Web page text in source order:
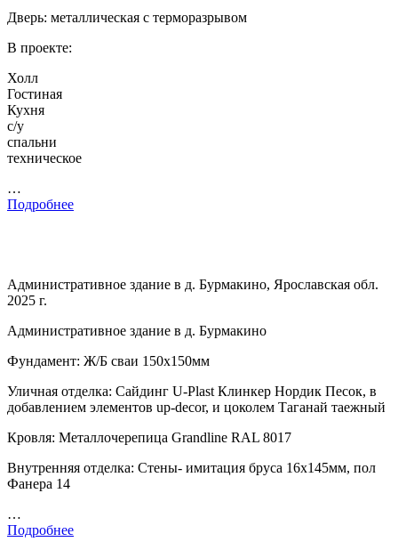
Дверь: металлическая с терморазрывом
В проекте:
Холл
Гостиная
Кухня
с/у
спальни
техническое
…
Подробнее
Административное здание в д. Бурмакино, Ярославская обл.
2025 г.
Административное здание в д. Бурмакино
Фундамент: Ж/Б сваи 150х150мм
Уличная отделка: Сайдинг U-Plast Клинкер Нордик Песок, в
добавлением элементов up-decor, и цоколем Таганай таежный
Кровля: Металлочерепица Grandline RAL 8017
Внутренняя отделка: Стены- имитация бруса 16х145мм, пол
Фанера 14
…
Подробнее